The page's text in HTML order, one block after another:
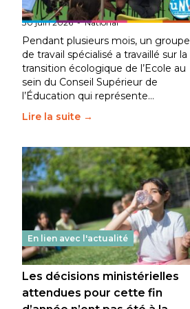
fait bouger les lignes
30 juin 2026-National
Pendant plusieurs mois, un groupe
de travail spécialisé a travaillé sur la
transition écologique de l’Ecole au
sein du Conseil Supérieur de
l’Éducation qui représente…
Lire la suite →
En lien avec l'actualité
Les décisions ministérielles
attendues pour cette fin